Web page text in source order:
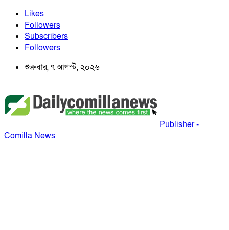
Likes
Followers
Subscribers
Followers
শুক্রবার, ৭ আগস্ট, ২০২৬
Publisher -
Comilla News